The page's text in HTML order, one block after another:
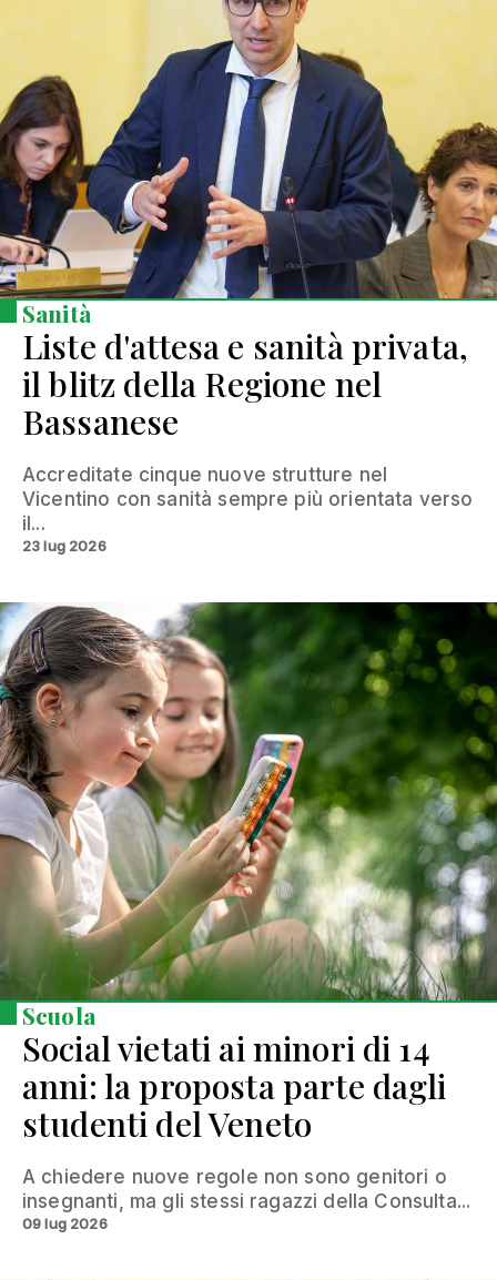
Sanità
Liste d'attesa e sanità privata,
il blitz della Regione nel
Bassanese
Accreditate cinque nuove strutture nel
Vicentino con sanità sempre più orientata verso
il...
23 lug 2026
Scuola
Social vietati ai minori di 14
anni: la proposta parte dagli
studenti del Veneto
A chiedere nuove regole non sono genitori o
insegnanti, ma gli stessi ragazzi della Consulta...
09 lug 2026